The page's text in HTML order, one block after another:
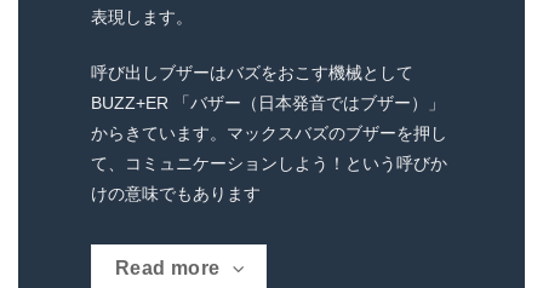
表現します。
呼び出しブザーはバズをおこす機械として
BUZZ+ER 「バザー（日本発音ではブザー）」
からきています。マックスバズのブザーを押し
て、コミュニケーションしよう！という呼びか
けの意味でもあります
Read more